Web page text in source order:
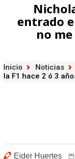
entrado
no
Inicio Noticias
la F1 hace 2 ó 3
Eider Huertes